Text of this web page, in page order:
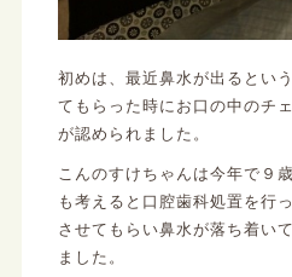
初めは、最近鼻水が出るとい
てもらった時にお口の中のチ
が認められました。
こんのすけちゃんは今年で９
も考えると口腔歯科処置を行
させてもらい鼻水が落ち着い
ました。